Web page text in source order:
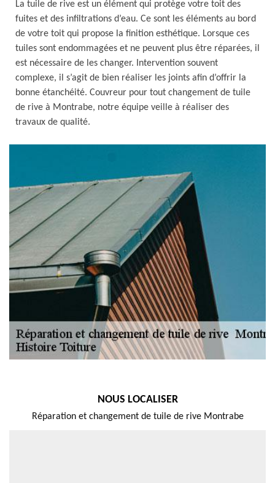
La tuile de rive est un élément qui protège votre toit des
fuites et des infiltrations d’eau. Ce sont les éléments au bord
de votre toit qui propose la finition esthétique. Lorsque ces
tuiles sont endommagées et ne peuvent plus être réparées, il
est nécessaire de les changer. Intervention souvent
complexe, il s’agit de bien réaliser les joints afin d’offrir la
bonne étanchéité. Couvreur pour tout changement de tuile
de rive à Montrabe, notre équipe veille à réaliser des
travaux de qualité.
NOUS LOCALISER
Réparation et changement de tuile de rive Montrabe